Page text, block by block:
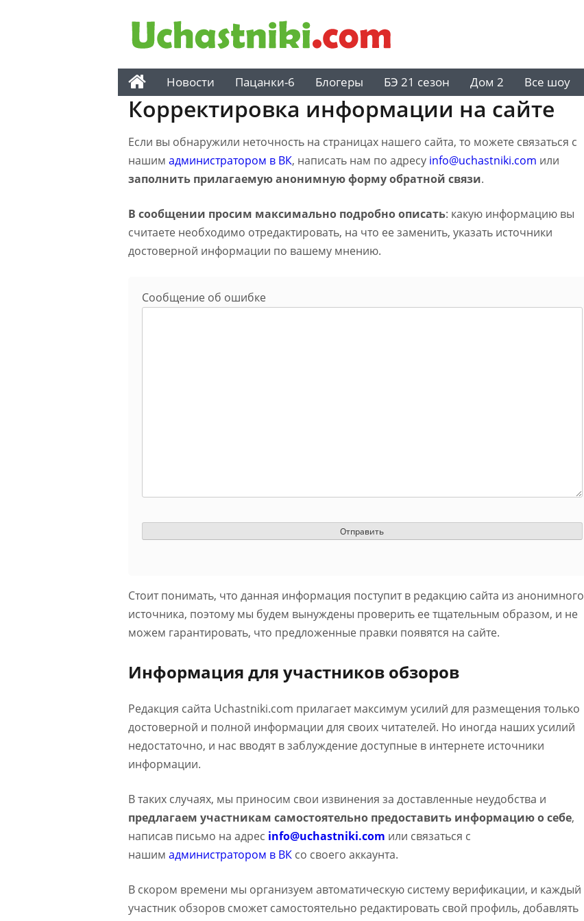
Новости Пацанки-6 Блогеры БЭ 21 сезон Дом 2 Все шоу
Корректировка информации на сайте
Если вы обнаружили неточность на страницах нашего сайта, то можете связаться с
нашим администратором в ВК, написать нам по адресу info@uchastniki.com или
заполнить прилагаемую анонимную форму обратной связи.
В сообщении просим максимально подробно описать: какую информацию вы
считаете необходимо отредактировать, на что ее заменить, указать источники
достоверной информации по вашему мнению.
Сообщение об ошибке
Стоит понимать, что данная информация поступит в редакцию сайта из анонимного
источника, поэтому мы будем вынуждены проверить ее тщательным образом, и не
можем гарантировать, что предложенные правки появятся на сайте.
Информация для участников обзоров
Редакция сайта Uchastniki.com прилагает максимум усилий для размещения только
достоверной и полной информации для своих читателей. Но иногда наших усилий
недостаточно, и нас вводят в заблуждение доступные в интернете источники
информации.
В таких случаях, мы приносим свои извинения за доставленные неудобства и
предлагаем участникам самостоятельно предоставить информацию о себе,
написав письмо на адрес info@uchastniki.com или связаться с
нашим администратором в ВК со своего аккаунта.
В скором времени мы организуем автоматическую систему верификации, и каждый
участник обзоров сможет самостоятельно редактировать свой профиль, добавлять